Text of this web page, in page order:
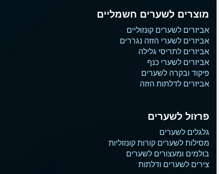
מוצרים לשערים חשמליים
אביזרים לשערים קונזוליים
אביזרים לשערי הזזה נגררים
אביזרים לתריסי גלילה
אביזרים לשערי כנף
פיקוד ובקרה לשערים
אביזרים לדלתות הזזה
פרזול לשערים
גלגלים לשערים
מסילות לשערים קורות קונזוליות
בולמים ומעצורים לשערים
צירים לשערים ודלתות